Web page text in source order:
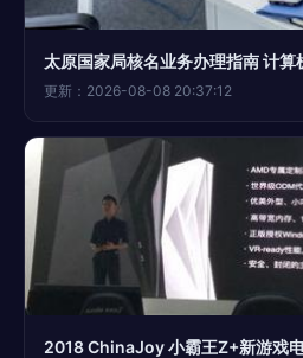
更新：2026-08-08 20:37:12
2018 ChinaJoy 小霸王Z+新游戏